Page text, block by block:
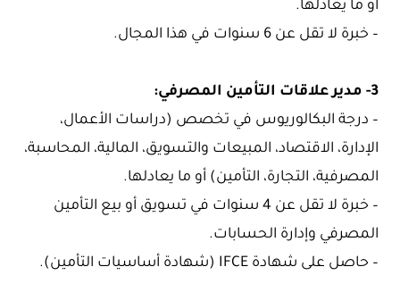
أو ما يعادلها.
– خبرة لا تقل عن 6 سنوات في هذا المجال.
3- مدير علاقات التأمين المصرفي:
– درجة البكالوريوس في تخصص (دراسات الأعمال،
الإدارة، الاقتصاد، المبيعات والتسويق، المالية، المحاسبة،
المصرفية، التجارة، التأمين) أو ما يعادلها.
– خبرة لا تقل عن 4 سنوات في تسويق أو بيع التأمين
المصرفي وإدارة الحسابات.
– حاصل على شهادة IFCE (شهادة أساسيات التأمين).